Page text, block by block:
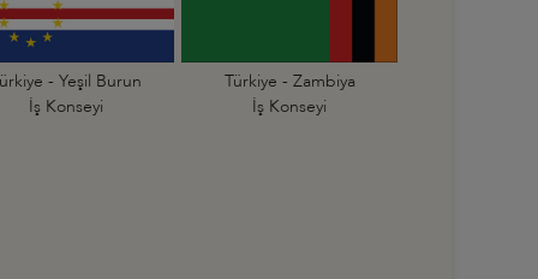
- Yeşil Burun
İş Konseyi
Türkiye - Zambiya
İş Konseyi